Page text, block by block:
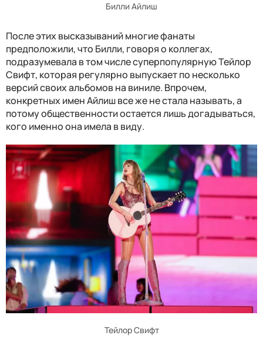
Билли Айлиш
После этих высказываний многие фанаты
предположили, что Билли, говоря о коллегах,
подразумевала в том числе суперпопулярную Тейлор
Свифт, которая регулярно выпускает по несколько
версий своих альбомов на виниле. Впрочем,
конкретных имен Айлиш все же не стала называть, а
потому общественности остается лишь догадываться,
кого именно она имела в виду.
Тейлор Свифт